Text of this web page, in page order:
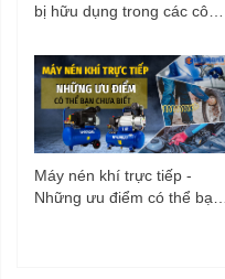
bị hữu dụng trong các công
Máy nén khí trực tiếp -
Những ưu điểm có thể bạn